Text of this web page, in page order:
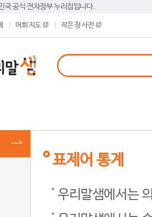
국 공식 전자정부 누리집입니다.
어휘 지도 작은 창 사전
표제어 통계
우리말샘에서는